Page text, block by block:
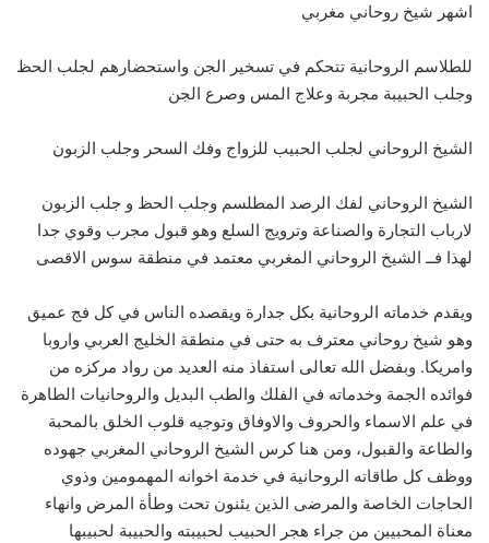
اشهر شيخ روحاني مغربي
للطلاسم الروحانية تتحكم في تسخير الجن واستحضارهم لجلب الحظ
وجلب الحبيبة مجربة وعلاج المس وصرع الجن
الشيخ الروحاني لجلب الحبيب للزواج وفك السحر وجلب الزبون
الشيخ الروحاني لفك الرصد المطلسم وجلب الحظ و جلب الزبون
لارباب التجارة والصناعة وترويج السلع وهو قبول مجرب وقوي جدا
لهذا فــ الشيخ الروحاني المغربي معتمد في منطقة سوس الاقصى
ويقدم خدماته الروحانية بكل جدارة ويقصده الناس في كل فج عميق
وهو شيخ روحاني معترف به حتى في منطقة الخليج العربي واروبا
وامريكا. وبفضل الله تعالى استفاذ منه العديد من رواد مركزه من
فوائده الجمة وخدماته في الفلك والطب البديل والروحانيات الطاهرة
في علم الاسماء والحروف والاوفاق وتوجيه قلوب الخلق بالمحبة
والطاعة والقبول، ومن هنا كرس الشيخ الروحاني المغربي جهوده
ووظف كل طاقاته الروحانية في خدمة اخوانه المهمومين وذوي
الحاجات الخاصة والمرضى الذين يئنون تحت وطأة المرض وانهاء
معناة المحبيبن من جراء هجر الحبيب لحبيبته والحبيبة لحبيبها